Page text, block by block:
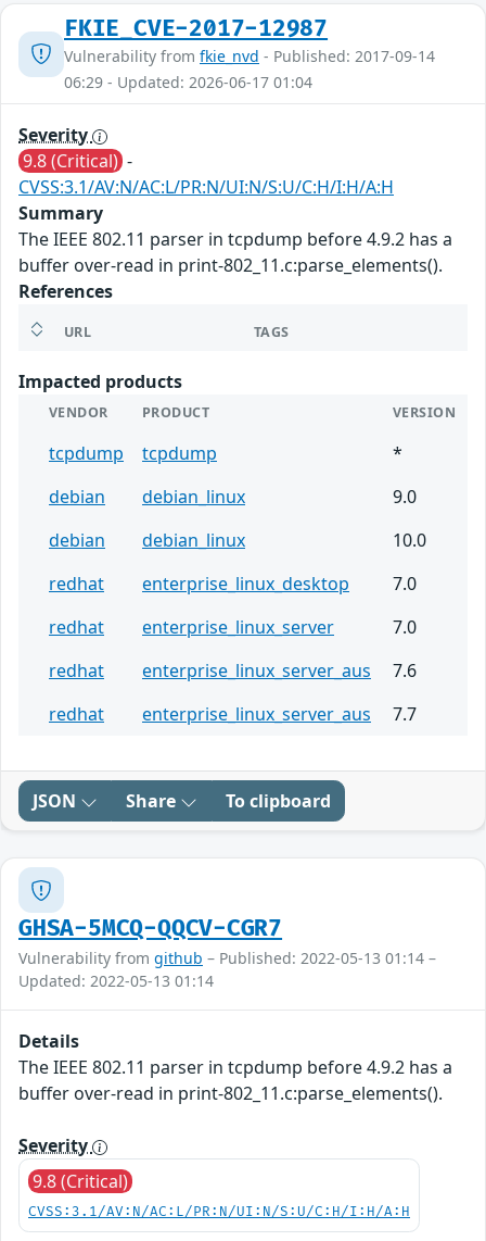
FKIE_CVE-2017-12987
Vulnerability from fkie_nvd - Published: 2017-09-14
06:29 - Updated: 2026-06-17 01:04
Severity
9.8 (Critical) -
CVSS:3.1/AV:N/AC:L/PR:N/UI:N/S:U/C:H/I:H/A:H
Summary
The IEEE 802.11 parser in tcpdump before 4.9.2 has a
buffer over-read in print-802_11.c:parse_elements().
References
URL TAGS
Impacted products
VENDOR PRODUCT VERSION
tcpdump tcpdump
*
debian
debian_linux
9.0
debian
debian_linux
10.0
redhat
enterprise_linux_desktop
7.0
redhat
enterprise_linux_server
7.0
redhat
enterprise_linux_server_aus
7.6
redhat
enterprise_linux_server_aus 7.7
JSON Share To clipboard
GHSA-5MCQ-QQCV-CGR7
Vulnerability from github – Published: 2022-05-13 01:14 –
Updated: 2022-05-13 01:14
Details
The IEEE 802.11 parser in tcpdump before 4.9.2 has a
buffer over-read in print-802_11.c:parse_elements().
Severity
9.8 (Critical)
CVSS:3.1/AV:N/AC:L/PR:N/UI:N/S:U/C:H/I:H/A:H